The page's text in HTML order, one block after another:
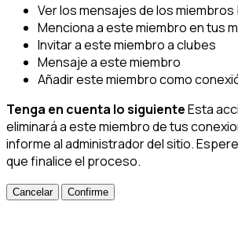
Ver los mensajes de los
Menciona a este miembro en tus
Invitar a este miembro a clubes
Mensaje a este miembro
Añadir este miembro como
Tenga en cuenta lo siguienteEsta
eliminará a este miembro de tus
informe al administrador del sitio.
que finalice el proceso.
Confirme